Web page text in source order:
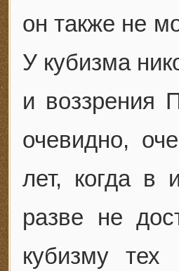
он также не
У кубизма
и воззрения
очевидно,
лет, когда в
разве не
кубизму тех